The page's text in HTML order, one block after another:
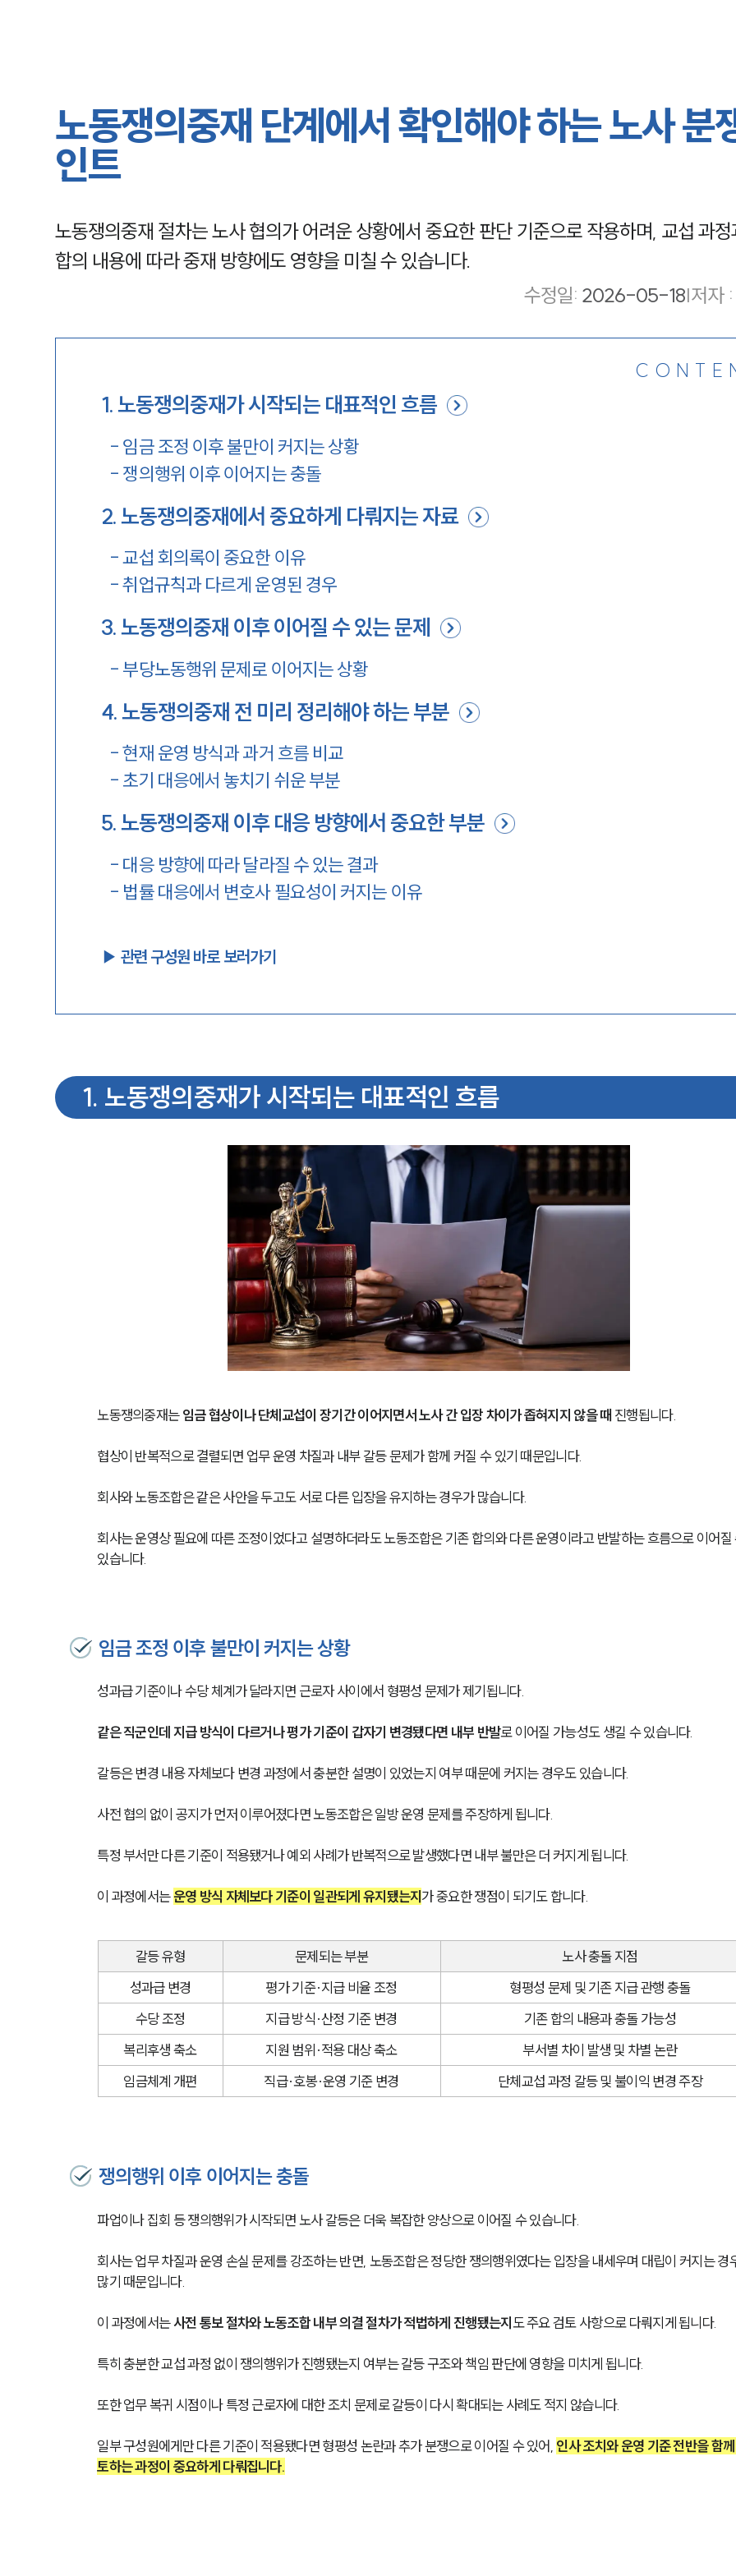
노동쟁의중재 단계에서 확인해야 하는 노사 분
인트
노동쟁의중재 절차는 노사 협의가 어려운 상황에서 중요한 판단 기준으로 작용하며, 교섭 과
합의 내용에 따라 중재 방향에도 영향을 미칠 수 있습니다.
수정일: 2026-05-18|저자 :
1.노동쟁의중재가 시작되는 대표적인 흐름
- 임금 조정 이후 불만이 커지는 상황
- 쟁의행위 이후 이어지는 충돌
2.노동쟁의중재에서 중요하게 다뤄지는 자료
-교섭 회의록이 중요한 이유
-취업규칙과 다르게 운영된 경우
3.노동쟁의중재 이후 이어질 수 있는 문제
- 부당노동행위 문제로 이어지는 상황
4.노동쟁의중재 전 미리 정리해야 하는 부분
-현재 운영 방식과 과거 흐름 비교
- 초기 대응에서 놓치기 쉬운 부분
5.노동쟁의중재 이후 대응 방향에서 중요한 부분
- 대응 방향에 따라 달라질 수 있는 결과
- 법률 대응에서 변호사 필요성이 커지는 이유
▶︎ 관련 구성원 바로 보러가기
1. 노동쟁의중재가 시작되는 대표적인 흐름
노동쟁의중재는 임금 협상이나 단체교섭이 장기간 이어지면서 노사 간 입장 차이가 좁혀지지 않을 때 진행됩니다.
협상이 반복적으로 결렬되면 업무 운영 차질과 내부 갈등 문제가 함께 커질 수 있기 때문입니다.
회사와 노동조합은 같은 사안을 두고도 서로 다른 입장을 유지하는 경우가 많습니다.
회사는 운영상 필요에 따른 조정이었다고 설명하더라도 노동조합은 기존 합의와 다른 운영이라고 반발하는 흐름으로 이어질
있습니다.
임금 조정 이후 불만이 커지는 상황
성과급 기준이나 수당 체계가 달라지면 근로자 사이에서 형평성 문제가 제기됩니다.
같은 직군인데 지급 방식이 다르거나 평가 기준이 갑자기 변경됐다면 내부 반발로 이어질 가능성도 생길 수 있습니다.
갈등은 변경 내용 자체보다 변경 과정에서 충분한 설명이 있었는지 여부 때문에 커지는 경우도 있습니다.
사전 협의 없이 공지가 먼저 이루어졌다면 노동조합은 일방 운영 문제를 주장하게 됩니다.
특정 부서만 다른 기준이 적용됐거나 예외 사례가 반복적으로 발생했다면 내부 불만은 더 커지게 됩니다.
이 과정에서는 운영 방식 자체보다 기준이 일관되게 유지됐는지 가 중요한 쟁점이 되기도 합니다.
갈등 유형 문제되는 부분
노사 충돌 지점
성과급 변경
평가 기준·지급 비율 조정
형평성 문제 및 기존 지급 관행 충돌
수당 조정
지급 방식·산정 기준 변경
기존 합의 내용과 충돌 가능성
복리후생 축소
지원 범위·적용 대상 축소
부서별 차이 발생 및 차별 논란
임금체계 개편
직급·호봉·운영 기준 변경 단체교섭 과정 갈등 및 불이익 변경 주장
쟁의행위 이후 이어지는 충돌
파업이나 집회 등 쟁의행위가 시작되면 노사 갈등은 더욱 복잡한 양상으로 이어질 수 있습니다.
회사는 업무 차질과 운영 손실 문제를 강조하는 반면, 노동조합은 정당한 쟁의행위였다는 입장을 내세우며 대립이 커지는 경
많기 때문입니다.
이 과정에서는 사전 통보 절차와 노동조합 내부 의결 절차가 적법하게 진행됐는지도 주요 검토 사항으로 다뤄지게 됩니다.
특히 충분한 교섭 과정 없이 쟁의행위가 진행됐는지 여부는 갈등 구조와 책임 판단에 영향을 미치게 됩니다.
또한 업무 복귀 시점이나 특정 근로자에 대한 조치 문제로 갈등이 다시 확대되는 사례도 적지 않습니다.
일부 구성원에게만 다른 기준이 적용됐다면 형평성 논란과 추가 분쟁으로 이어질 수 있어, 인사 조치와 운영 기준 전반을 함
토하는 과정이 중요하게 다뤄집니다.